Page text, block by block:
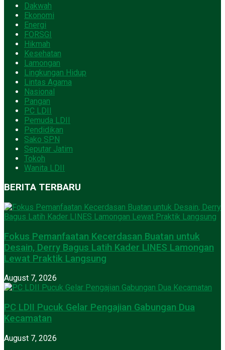
Dakwah
Ekonomi
Energi
FORSGI
Hikmah
Kesehatan
Lamongan
Lingkungan Hidup
Lintas Agama
Nasional
Pangan
PC LDII
Pemuda LDII
Pendidikan
Sako SPN
Seputar Jatim
Tokoh
Wanita LDII
BERITA TERBARU
Fokus Pemanfaatan Kecerdasan Buatan untuk
Desain, Derry Bagus Latih Kader LINES Lamongan
Lewat Praktik Langsung
August 7, 2026
PC LDII Pucuk Gelar Pengajian Gabungan Dua
Kecamatan
August 7, 2026